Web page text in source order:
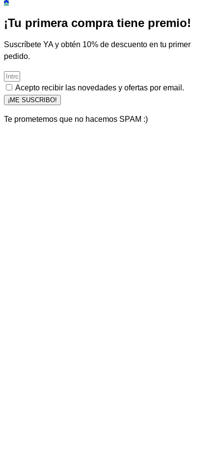
¡Tu primera compra tiene premio!
Suscríbete YA y obtén 10% de descuento en tu primer
pedido.
Acepto recibir las novedades y ofertas por email.
¡ME SUSCRIBO!
Te prometemos que no hacemos SPAM :)